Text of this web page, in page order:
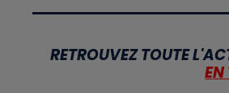
RETROUVEZ TOUTE